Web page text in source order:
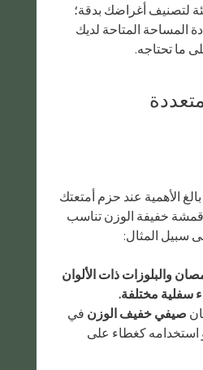
لتصنيف أغراضك بدقة؛
المساحة المتاحة لديك
ما تحتاجه.
الأهمية عند حزم أمتعتك
خفيفة الوزن تناسب
سبيل المثال:
والبلوزات ذات الألوان
سفلية مختلفة.
صيفي خفيف الوزن في
استخدامه كغطاء على